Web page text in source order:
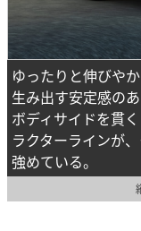
ゆったりと伸びや
生み出す安定感の
ボディサイドを貫
ラクターラインが
強めている。